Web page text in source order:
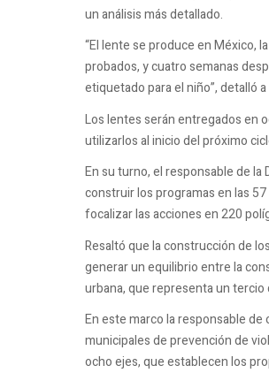
un análisis más detallado.
“El lente se produce en México,
probados, y cuatro semanas
etiquetado para el niño”, detalló
Los lentes serán entregados en
utilizarlos al inicio del próximo
En su turno, el responsable de
construir los programas en las
focalizar las acciones en 220
Resaltó que la construcción de
generar un equilibrio entre la
urbana, que representa un
En este marco la responsable de
municipales de prevención de
ocho ejes, que establecen los